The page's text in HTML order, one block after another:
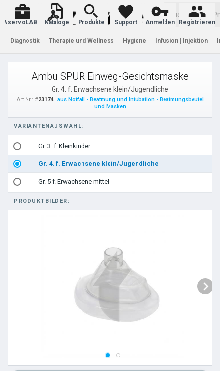
Warenkorb
servoLAB Kataloge Produkte Support Anmelden Registrieren
Diagnostik Therapie und Wellness Hygiene Infusion | Injektion
Ambu SPUR Einweg-Gesichtsmaske
Gr. 4. f. Erwachsene klein/Jugendliche
Art.Nr.: #23174| aus Notfall - Beatmung und Intubation - Beatmungsbeutel
und Masken
VARIANTENAUSWAHL:
Gr. 3. f. Kleinkinder
Gr. 4. f. Erwachsene klein/Jugendliche
Gr. 5 f. Erwachsene mittel
PRODUKTBILDER: